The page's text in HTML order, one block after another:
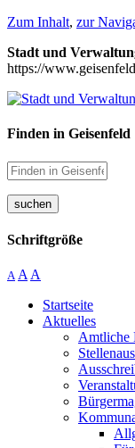
Zum Inhalt, zur
Stadt und
https://
Finden in Geisenfeld
suchen
Schriftgröße
A A A
Startseite
Aktuelles
Amtliche